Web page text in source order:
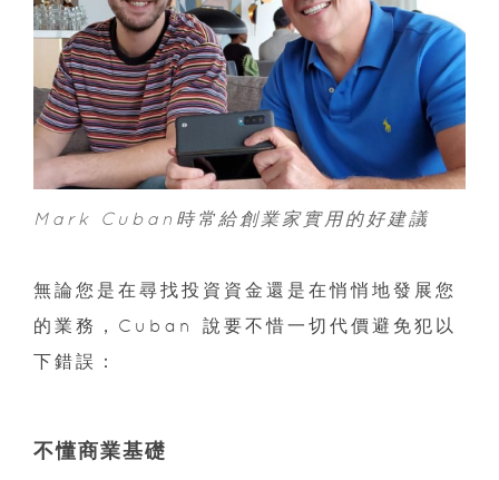
Mark Cuban時常給創業家實用的好建議
無論您是在尋找投資資金還是在悄悄地發展您
的業務，Cuban 說要不惜一切代價避免犯以
下錯誤：
不懂商業基礎